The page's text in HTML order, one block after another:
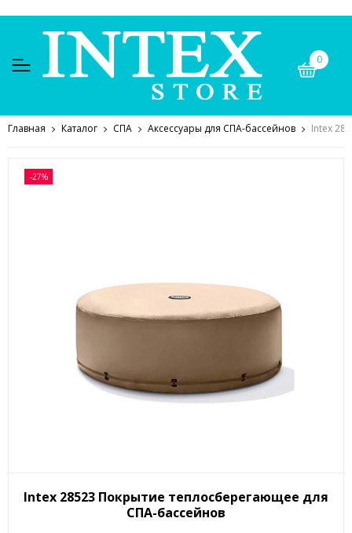
0
Главная Каталог СПА Аксессуары для СПА-бассейнов Intex
-27%
Intex 28523 Покрытие теплосберегающее для
СПА-бассейнов